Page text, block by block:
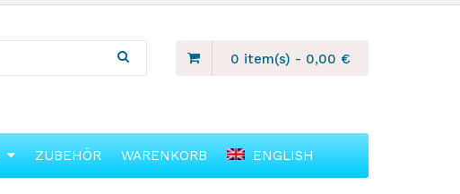
0 item(s) - 0,00 €
ZUBEHÖR WARENKORB ENGLISH